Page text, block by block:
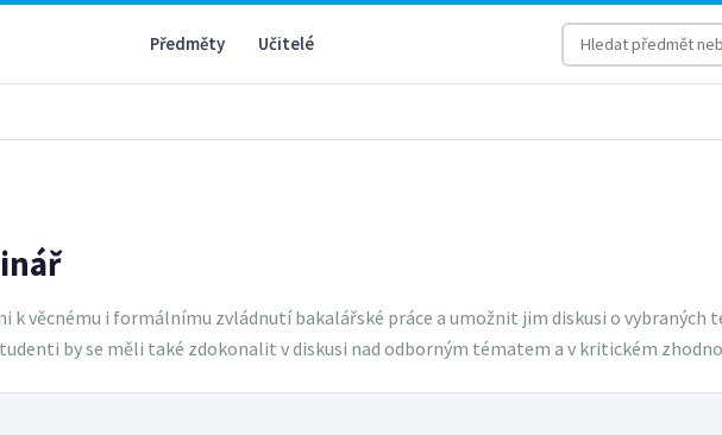
Předměty Učitelé
věcnému i formálnímu zvládnutí bakalářské práce a umožnit jim diskusi o vybraných
by se měli také zdokonalit v diskusi nad odborným tématem a v kritickém